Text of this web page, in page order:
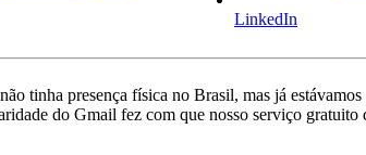
LinkedIn
tinha presença física no Brasil, mas já
do Gmail fez com que nosso serviço